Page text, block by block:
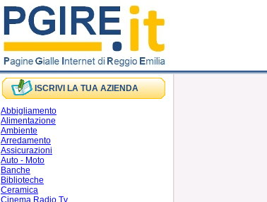
ISCRIVI LA TUA AZIENDA
Abbigliamento
Alimentazione
Ambiente
Arredamento
Assicurazioni
Auto - Moto
Banche
Biblioteche
Ceramica
Cinema Radio Tv